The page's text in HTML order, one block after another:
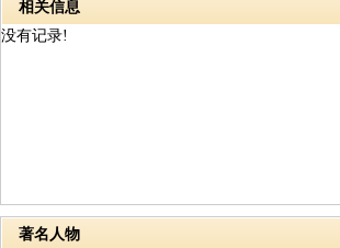
相关信息
没有记录!
著名人物